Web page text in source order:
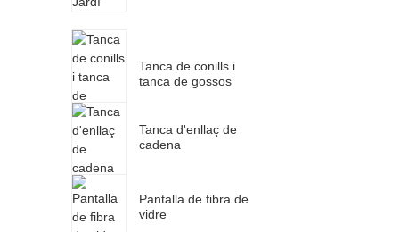
Tanca de conills i
tanca de gossos
Tanca d'enllaç de
cadena
Pantalla de fibra de
vidre